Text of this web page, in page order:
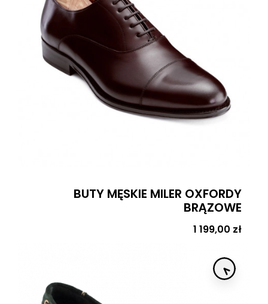
BUTY MĘSKIE MILER OXFORDY
BRĄZOWE
Cena
1 199,00 zł